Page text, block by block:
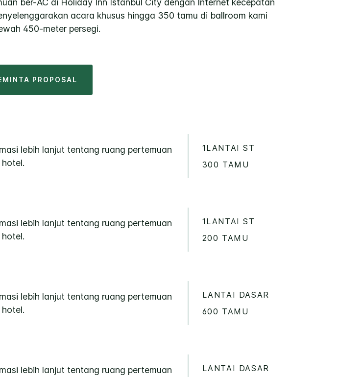
acara khusus hingga 350 tamu di ballroom kami
450-meter persegi.
PROPOSAL
lebih lanjut tentang ruang pertemuan
hotel.
1LANTAI ST
300 TAMU
lebih lanjut tentang ruang pertemuan
hotel.
1LANTAI ST
200 TAMU
lebih lanjut tentang ruang pertemuan
hotel.
LANTAI DASAR
600 TAMU
lebih lanjut tentang ruang pertemuan
LANTAI DASAR